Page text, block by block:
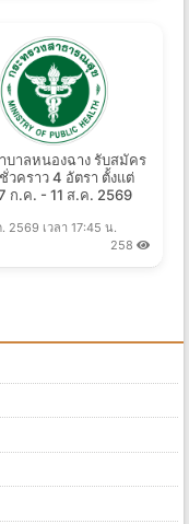
บาลหนองฉาง รับสมัคร
วคราว 4 อัตรา ตั้งแต่
ก.ค. - 11 ส.ค. 2569
2569 เวลา 17:45 น.
258